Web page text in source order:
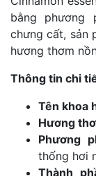
bằng phương
chưng cất, sản
hương thơm
Thông tin chi
Tên khoa
Hương
Phương
thống hơi
Thành